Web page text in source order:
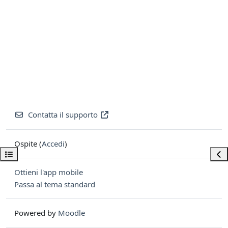
Apri indice del corso
Contatta il supporto
Ospite (Accedi)
Ottieni l'app mobile
Passa al tema standard
Powered by Moodle